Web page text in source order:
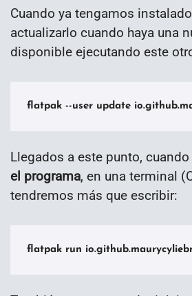
Cuando ya tengamos
actualizarlo cuando haya una
disponible ejecutando este
flatpak --user update
Llegados a este punto,
el programa, en una terminal
tendremos más que escribir:
flatpak run